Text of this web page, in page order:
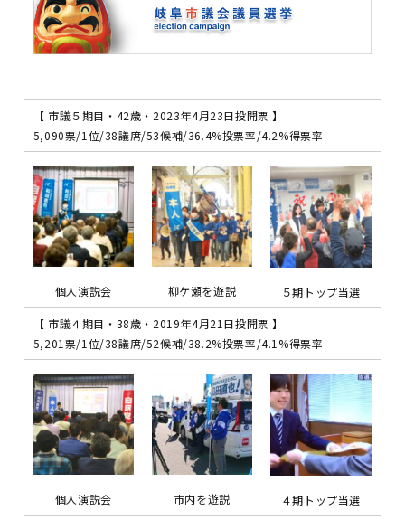
【 市議５期目・42歳・2023年4月23日投開票 】
5,090票/1位/38議席/53候補/36.4%投票率/4.2%得票率
個人演説会 柳ケ瀬を遊説 ５期トップ当選
【 市議４期目・38歳・2019年4月21日投開票 】
5,201票/1位/38議席/52候補/38.2%投票率/4.1%得票率
個人演説会 市内を遊説 ４期トップ当選